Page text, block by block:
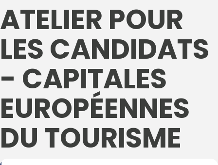
ATELIER POUR
LES CANDIDATS
- CAPITALES
EUROPÉENNES
DU TOURISME